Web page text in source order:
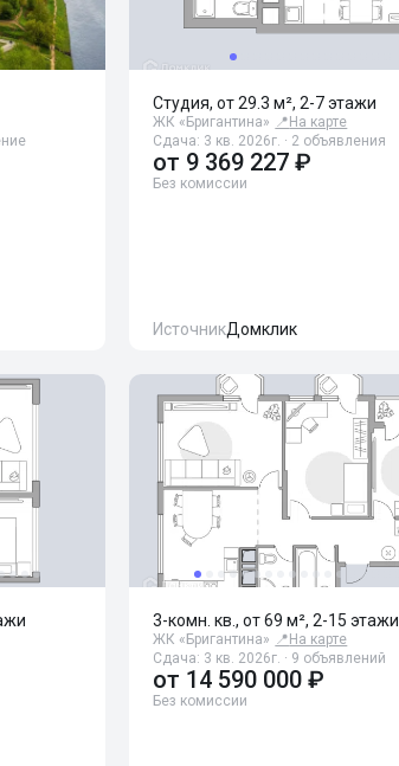
Студия, от 29.3 м², 2-7 этажи
ЖК «Бригантина» 📍 На карте
Сдача: 3 кв. 2026г. · 2 объявления
от 9 369 227 ₽
Без комиссии
ИсточникДомклик
3-комн. кв., от 69 м², 2-15 этажи
ЖК «Бригантина» 📍 На карте
Сдача: 3 кв. 2026г. · 9 объявлений
от 14 590 000 ₽
Без комиссии